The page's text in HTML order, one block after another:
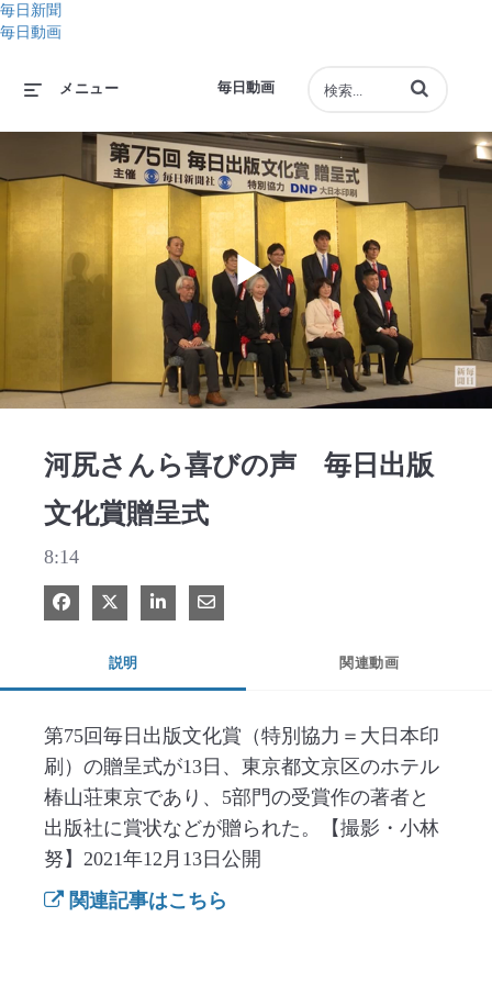
毎日新聞
毎日動画
毎日動画
メニュー 動画の検索語句
Play
河尻さんら喜びの声 毎日出版
文化賞贈呈式
8:14
Facebook で共有
Xで共有する
LinkedIn で共有
電子メールで共有
説明 関連動画
第75回毎日出版文化賞（特別協力＝大日本印
刷）の贈呈式が13日、東京都文京区のホテル
椿山荘東京であり、5部門の受賞作の著者と
出版社に賞状などが贈られた。【撮影・小林
努】2021年12月13日公開
関連記事はこちら